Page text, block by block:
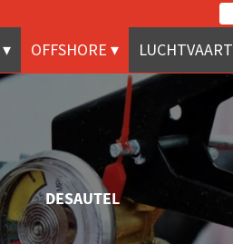
OFFSHORE LUCHTVAART
DESAUTEL